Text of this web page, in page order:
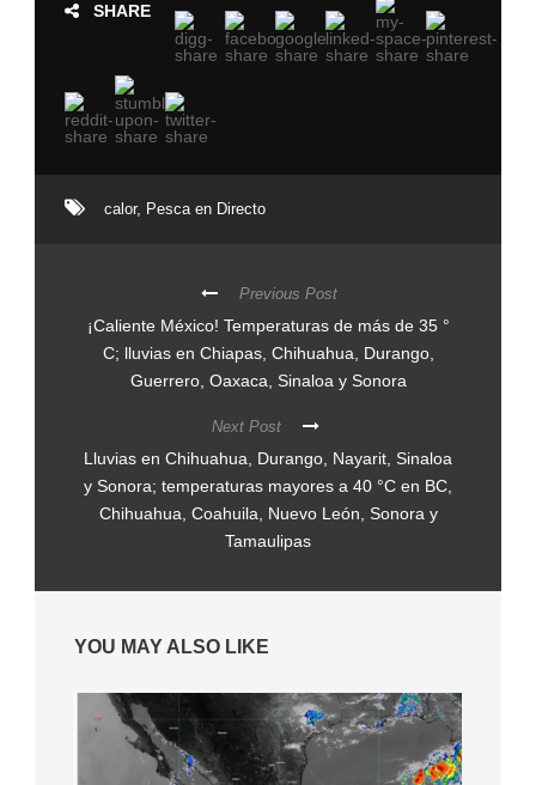
SHARE
calor, Pesca en Directo
Previous Post
¡Caliente México! Temperaturas de más de 35 °
C; lluvias en Chiapas, Chihuahua, Durango,
Guerrero, Oaxaca, Sinaloa y Sonora
Next Post
Lluvias en Chihuahua, Durango, Nayarit, Sinaloa
y Sonora; temperaturas mayores a 40 °C en BC,
Chihuahua, Coahuila, Nuevo León, Sonora y
Tamaulipas
YOU MAY ALSO LIKE